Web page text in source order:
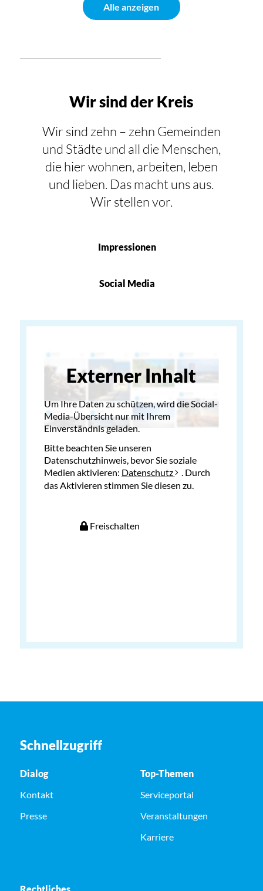
Alle anzeigen
Wir sind der Kreis
Wir sind zehn – zehn Gemeinden
und Städte und all die Menschen,
die hier wohnen, arbeiten, leben
und lieben. Das macht uns aus.
Wir stellen vor.
Impressionen
Social Media
Externer Inhalt
Um Ihre Daten zu schützen, wird die Social-
Media-Übersicht nur mit Ihrem
Einverständnis geladen.
Bitte beachten Sie unseren
Datenschutzhinweis, bevor Sie soziale
Medien aktivieren: Datenschutz
. Durch
das Aktivieren stimmen Sie diesen zu.
Freischalten
Schnellzugriff
Dialog
Kontakt
Presse
Top-Themen
Serviceportal
Veranstaltungen
Karriere